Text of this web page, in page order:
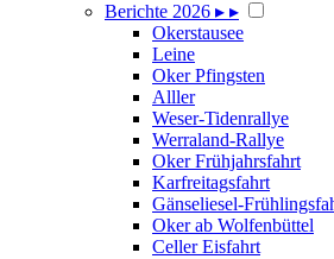
Berichte 2026 ▸ ▸
Okerstausee
Leine
Oker Pfingsten
Alller
Weser-Tidenrallye
Werraland-Rallye
Oker Frühjahrsfahrt
Karfreitagsfahrt
Gänseliesel-
Oker ab Wolfenbüttel
Celler Eisfahrt